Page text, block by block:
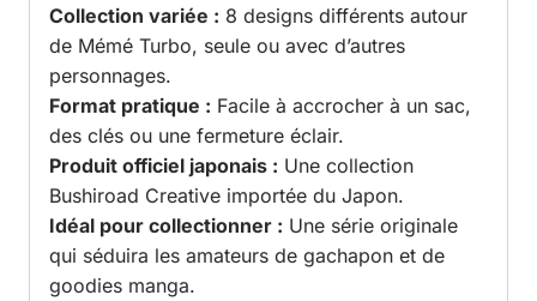
Collection variée : 8 designs différents autour
de Mémé Turbo, seule ou avec d’autres
personnages.
Format pratique : Facile à accrocher à un sac,
des clés ou une fermeture éclair.
Produit officiel japonais : Une collection
Bushiroad Creative importée du Japon.
Idéal pour collectionner : Une série originale
qui séduira les amateurs de gachapon et de
goodies manga.